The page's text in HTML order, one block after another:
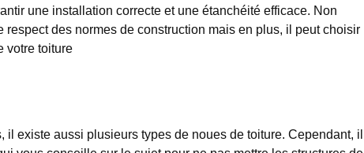
une installation correcte et une étanchéité efficace. Non
des normes de construction mais en plus, il peut choisir
votre toiture
il existe aussi plusieurs types de noues de toiture. Cependant, il